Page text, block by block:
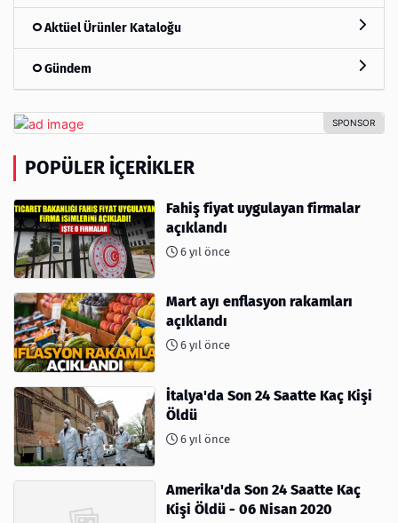
Aktüel Ürünler Kataloğu
Gündem
POPÜLER İÇERIKLER
Fahiş fiyat uygulayan firmalar
açıklandı
6 yıl önce
Mart ayı enflasyon rakamları
açıklandı
6 yıl önce
İtalya'da Son 24 Saatte Kaç Kişi
Öldü
6 yıl önce
Amerika'da Son 24 Saatte Kaç
Kişi Öldü - 06 Nisan 2020